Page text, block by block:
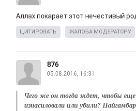
Аллах покарает этот нечестивый
ЦИТИРОВАТЬ ЖАЛОБА МОДЕРАТОРУ
876
05.08.2016, 16:31
Чего же он тогда ждет, чтобы еще
изнасиловали или убили? Пайгамбар